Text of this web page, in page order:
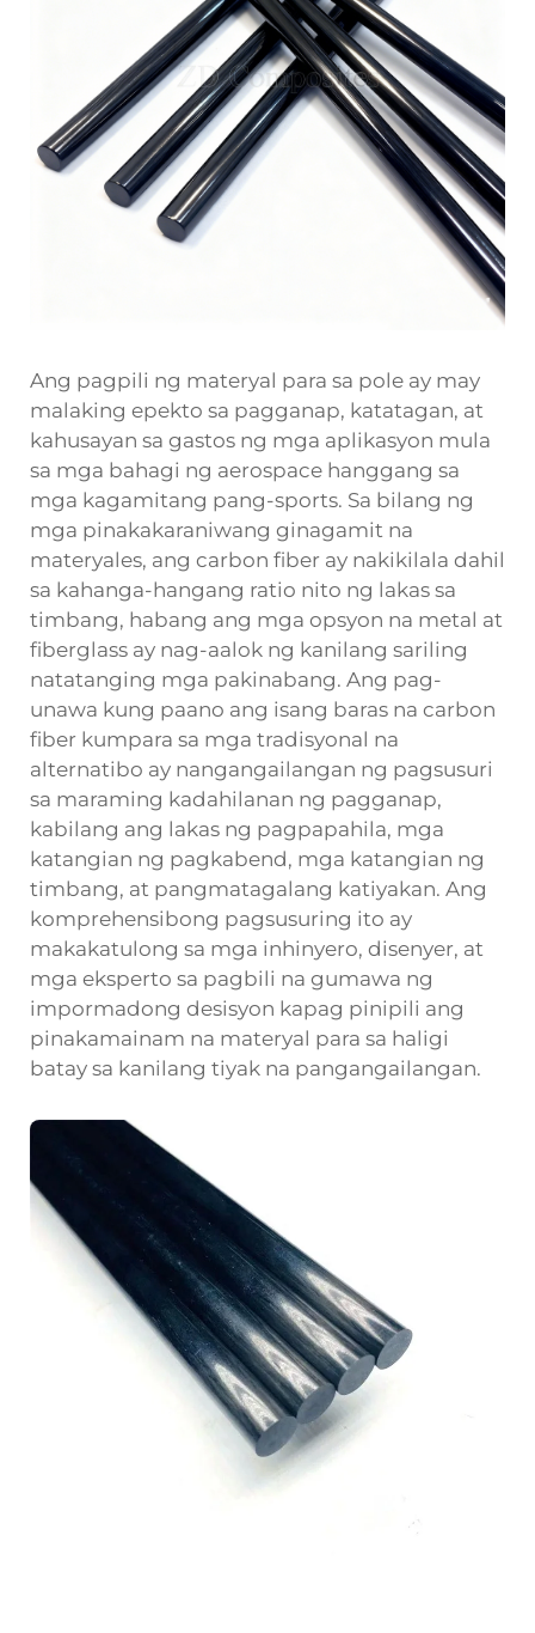
Ang pagpili ng materyal para sa pole ay may
malaking epekto sa pagganap, katatagan, at
kahusayan sa gastos ng mga aplikasyon mula
sa mga bahagi ng aerospace hanggang sa
mga kagamitang pang-sports. Sa bilang ng
mga pinakakaraniwang ginagamit na
materyales, ang carbon fiber ay nakikilala dahil
sa kahanga-hangang ratio nito ng lakas sa
timbang, habang ang mga opsyon na metal at
fiberglass ay nag-aalok ng kanilang sariling
natatanging mga pakinabang. Ang pag-
unawa kung paano ang isang baras na carbon
fiber kumpara sa mga tradisyonal na
alternatibo ay nangangailangan ng pagsusuri
sa maraming kadahilanan ng pagganap,
kabilang ang lakas ng pagpapahila, mga
katangian ng pagkabend, mga katangian ng
timbang, at pangmatagalang katiyakan. Ang
komprehensibong pagsusuring ito ay
makakatulong sa mga inhinyero, disenyer, at
mga eksperto sa pagbili na gumawa ng
impormadong desisyon kapag pinipili ang
pinakamainam na materyal para sa haligi
batay sa kanilang tiyak na pangangailangan.